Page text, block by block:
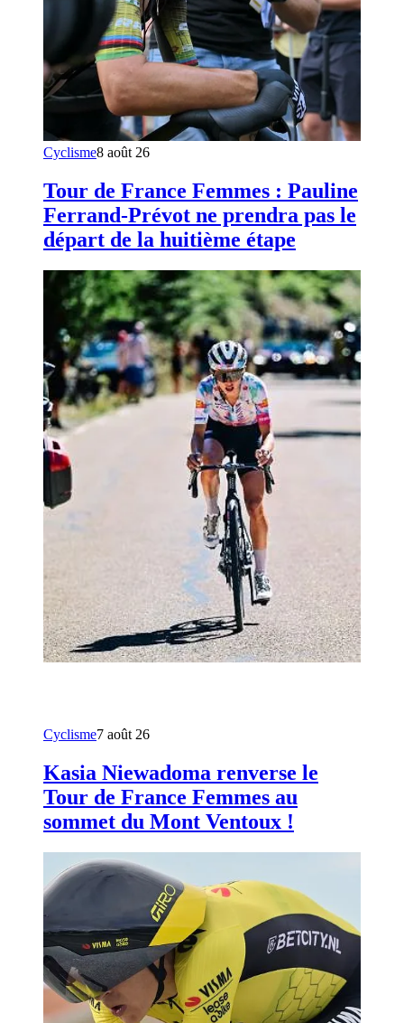
Cyclisme8 août 26
Tour de France Femmes : Pauline
Ferrand-Prévot ne prendra pas le
départ de la huitième étape
Cyclisme7 août 26
Kasia Niewadoma renverse le
Tour de France Femmes au
sommet du Mont Ventoux !